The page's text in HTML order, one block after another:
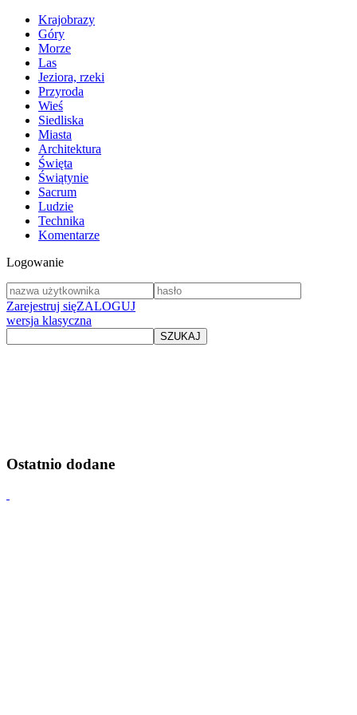
Krajobrazy
Góry
Morze
Las
Jeziora, rzeki
Przyroda
Wieś
Siedliska
Miasta
Architektura
Święta
Świątynie
Sacrum
Ludzie
Technika
Komentarze
Logowanie
Zarejestruj sięZALOGUJ
wersja klasyczna
Ostatnio dodane